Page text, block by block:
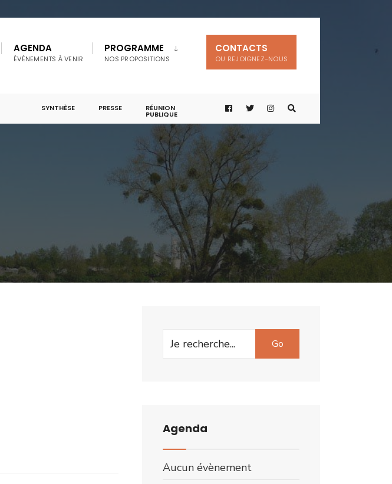
AGENDA
ÉVÉNEMENTS À VENIR
PROGRAMME
NOS PROPOSITIONS
CONTACTS
OU REJOIGNEZ-NOUS
SYNTHÈSE PRESSE RÉUNION
PUBLIQUE
Search
Go
Agenda
Aucun évènement